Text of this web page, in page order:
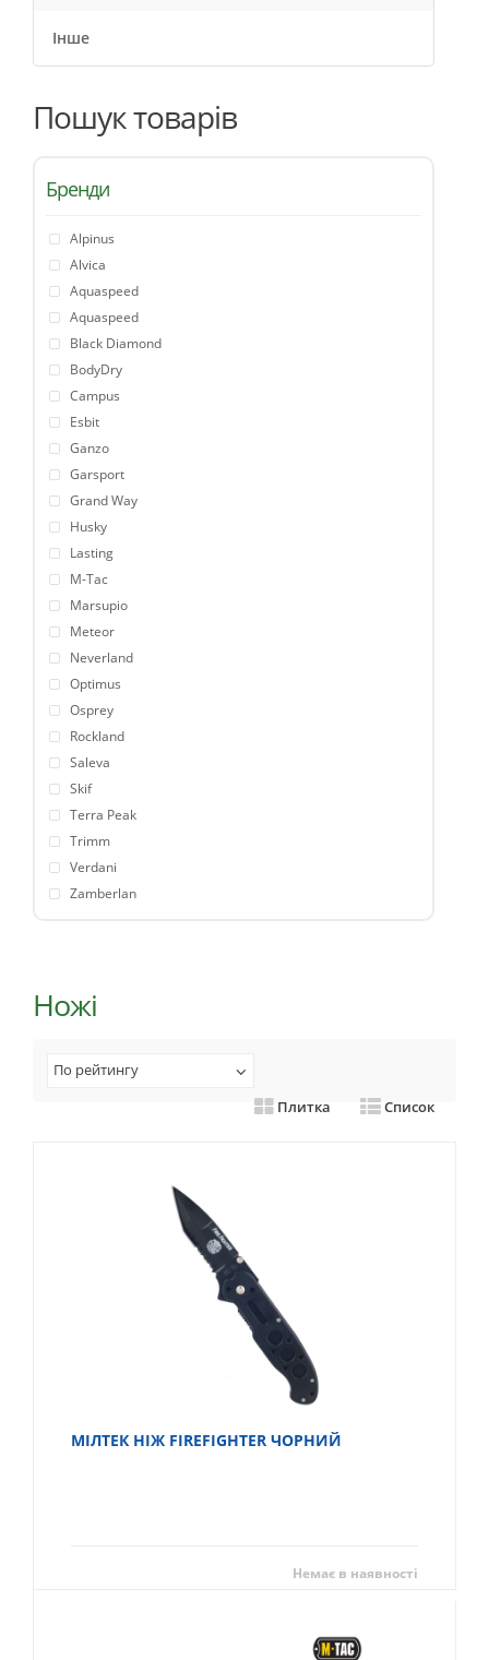
Інше
Пошук товарів
Бренди
Alpinus
Alvica
Aquaspeed
Aquaspeed
Black Diamond
BodyDry
Campus
Esbit
Ganzo
Garsport
Grand Way
Husky
Lasting
M-Tac
Marsupio
Meteor
Neverland
Optimus
Osprey
Rockland
Saleva
Skif
Terra Peak
Trimm
Verdani
Zamberlan
Ножі
По рейтингу
Плитка
Список
МІЛТЕК НІЖ FIREFIGHTER ЧОРНИЙ
Немає в наявності